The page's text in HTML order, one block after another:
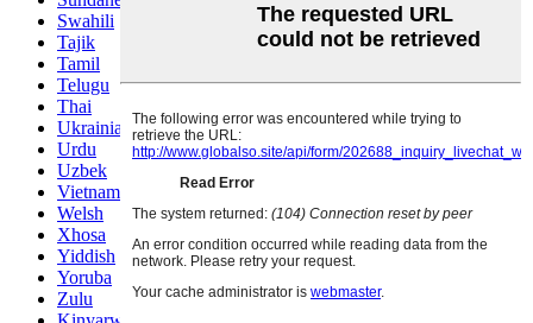
Swahili
Tajik
Tamil
Telugu
Thai
Ukrainian
Urdu
Uzbek
Vietnamese
Welsh
Xhosa
Yiddish
Yoruba
Zulu